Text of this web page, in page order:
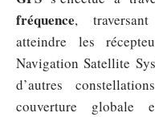
fréquence,
atteindre les
Navigation Satellite
d’autres
couverture globale